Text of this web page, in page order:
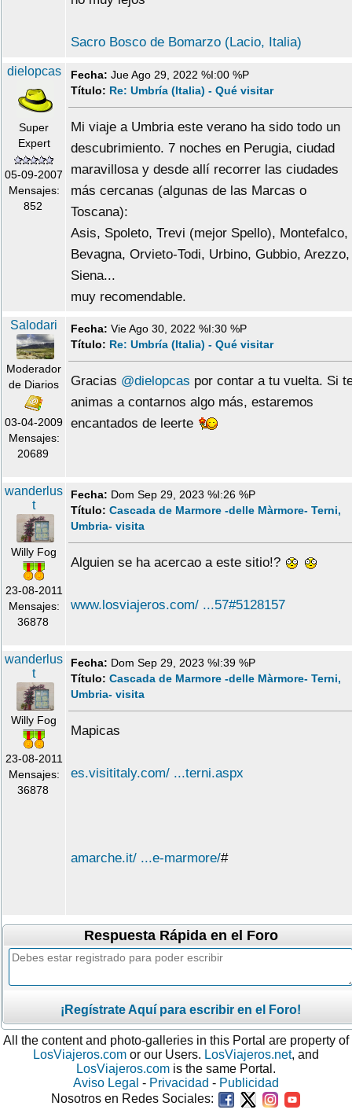
Sacro Bosco de Bomarzo (Lacio, Italia)
dielopcas
Super
Expert
05-09-2007
Mensajes:
852
Fecha: Jue Ago 29, 2022 %I:00 %P
Título: Re: Umbría (Italia) - Qué visitar
Mi viaje a Umbria este verano ha sido todo un
descubrimiento. 7 noches en Perugia, ciudad
maravillosa y desde allí recorrer las ciudades
más cercanas (algunas de las Marcas o
Toscana):
Asis, Spoleto, Trevi (mejor Spello), Montefalco,
Bevagna, Orvieto-Todi, Urbino, Gubbio, Arezzo,
Siena...
muy recomendable.
Salodari
Moderador
de Diarios
03-04-2009
Mensajes:
20689
Fecha: Vie Ago 30, 2022 %I:30 %P
Título: Re: Umbría (Italia) - Qué visitar
Gracias @dielopcas por contar a tu vuelta. Si
animas a contarnos algo más, estaremos
encantados de leerte
wanderlus
t
Willy Fog
23-08-2011
Mensajes:
36878
Fecha: Dom Sep 29, 2023 %I:26 %P
Título: Cascada de Marmore -delle Màrmore- Terni,
Umbria- visita
Alguien se ha acercao a este sitio!?
www.losviajeros.com/ ...57#5128157
wanderlus
t
Willy Fog
23-08-2011
Mensajes:
36878
Fecha: Dom Sep 29, 2023 %I:39 %P
Título: Cascada de Marmore -delle Màrmore- Terni,
Umbria- visita
Mapicas
es.visititaly.com/ ...terni.aspx
amarche.it/ ...e-marmore/#